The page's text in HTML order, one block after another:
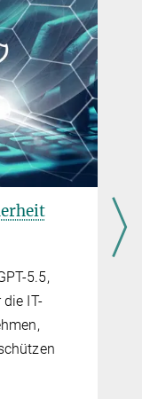
5.5,
IT-